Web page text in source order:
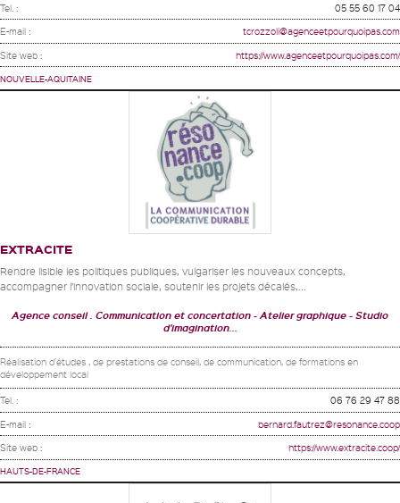
Tel. : 05 55 60 17 04
E-mail : tcrozzoli@agenceetpourquoipas.com
Site web : https://www.agenceetpourquoipas.com/
NOUVELLE-AQUITAINE
EXTRACITE
Rendre lisible les politiques publiques, vulgariser les nouveaux concepts,
accompagner l’innovation sociale, soutenir les projets décalés,...
Agence conseil . Communication et concertation Atelier graphique
Studio
d'imagination...
Réalisation d'études , de prestations de conseil, de communication, de formations en
développement local
Tel. : 06 76 29 47 88
E-mail : bernard.fautrez@resonance.coop
Site web : https://www.extracite.coop/
HAUTS-DE-FRANCE